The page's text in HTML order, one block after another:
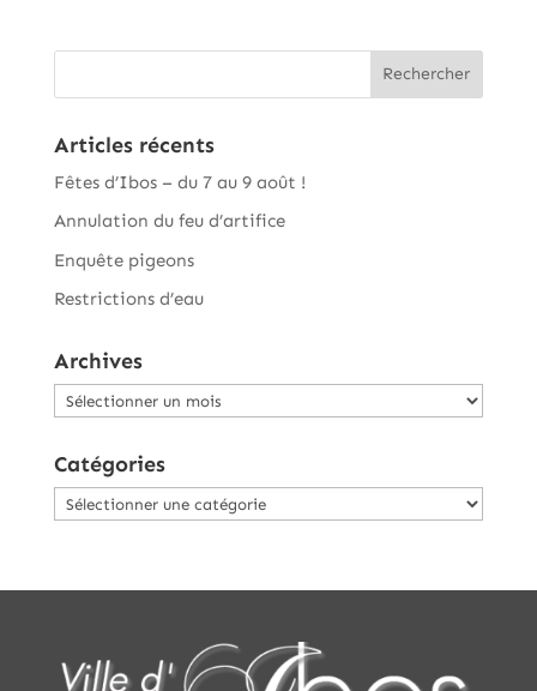
Articles récents
Fêtes d’Ibos – du 7 au 9 août !
Annulation du feu d’artifice
Enquête pigeons
Restrictions d’eau
Archives
Archives
Catégories
Catégories